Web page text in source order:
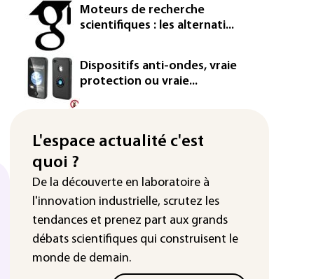
taxent un matériau clé dominé par
la Chine
Les Etats-Unis veulent contrôler la
production d'un composant des
semiconducteurs et panneaux
solaires
réseaux sociaux des étrangers
demandeurs de visas
Rugby: le Stade français victime
d'une cyberattaque
Enquête ouverte après la fuite des
données de 300.000 clients
d'Intermarché
Moteurs de recherche
scientifiques : les alternati...
Dispositifs anti-ondes, vraie
protection ou vraie...
L'espace actualité c'est
quoi ?
De la découverte en laboratoire à
l'innovation industrielle, scrutez les
tendances et prenez part aux grands
débats scientifiques qui construisent le
monde de demain.